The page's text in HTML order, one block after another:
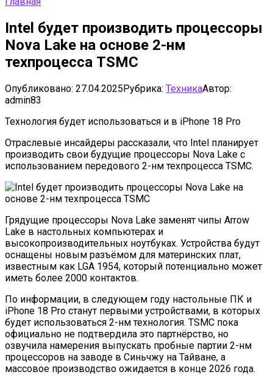
Intel будет производить процессоры
Nova Lake на основе 2-нм
техпроцесса TSMC
Опубликовано: 27.04.2025Рубрика: ТехникаАвтор:
admin83
Технология будет использоваться и в iPhone 18 Pro
Отраслевые инсайдеры рассказали, что Intel планирует
производить свои будущие процессоры Nova Lake с
использованием передового 2-нм техпроцесса TSMC.
Грядущие процессоры Nova Lake заменят чипы Arrow
Lake в настольных компьютерах и
высокопроизводительных ноутбуках. Устройства будут
оснащены новым разъёмом для материнских плат,
известным как LGA 1954, который потенциально может
иметь более 2000 контактов.
По информации, в следующем году настольные ПК и
iPhone 18 Pro станут первыми устройствами, в которых
будет использоваться 2-нм технология. TSMC пока
официально не подтвердила это партнёрство, но
озвучила намерения выпускать пробные партии 2-нм
процессоров на заводе в Синьчжу на Тайване, а
массовое производство ожидается в конце 2026 года.